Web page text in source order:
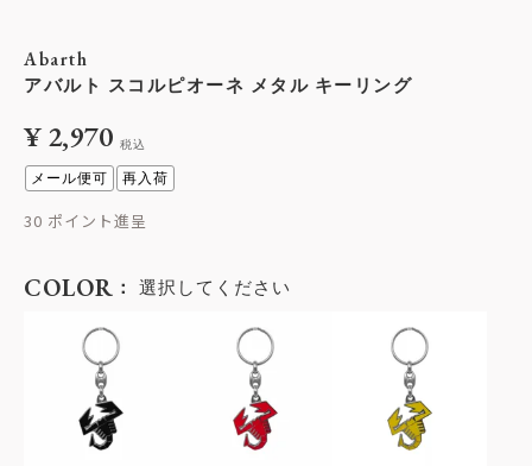
Abarth
アバルト スコルピオーネ メタル キーリング
¥2,970 税込
メール便可 再入荷
30
COLOR 選択してください